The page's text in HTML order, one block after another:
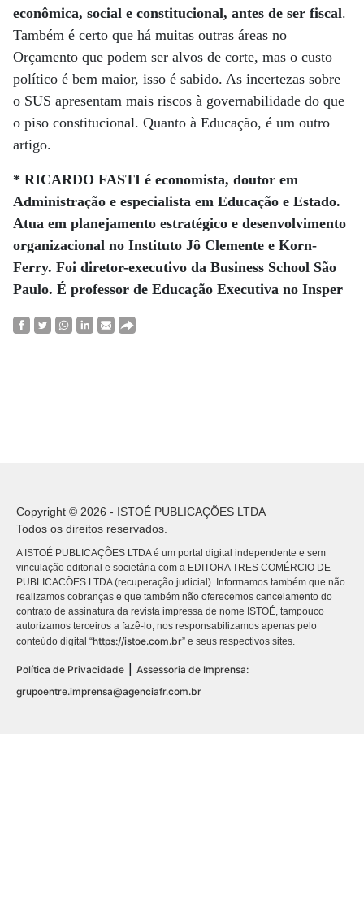
econômica, social e constitucional, antes de ser fiscal.
Também é certo que há muitas outras áreas no
Orçamento que podem ser alvos de corte, mas o custo
político é bem maior, isso é sabido. As incertezas sobre
o SUS apresentam mais riscos à governabilidade do que
o piso constitucional. Quanto à Educação, é um outro
artigo.
* RICARDO FASTI é economista, doutor em
Administração e especialista em Educação e Estado.
Atua em planejamento estratégico e desenvolvimento
organizacional no Instituto Jô Clemente e Korn-
Ferry. Foi diretor-executivo da Business School São
Paulo. É professor de Educação Executiva no Insper
Copyright © 2026 - ISTOÉ PUBLICAÇÕES LTDA
Todos os direitos reservados.
A ISTOÉ PUBLICAÇÕES LTDA é um portal digital independente e sem
vinculação editorial e societária com a EDITORA TRES COMÉRCIO DE
PUBLICACÕES LTDA (recuperação judicial). Informamos também que não
realizamos cobranças e que também não oferecemos cancelamento do
contrato de assinatura da revista impressa de nome ISTOÉ, tampouco
autorizamos terceiros a fazê-lo, nos responsabilizamos apenas pelo
conteúdo digital “https://istoe.com.br” e seus respectivos sites.
Política de Privacidade
Assessoria de Imprensa:
grupoentre.imprensa@agenciafr.com.br